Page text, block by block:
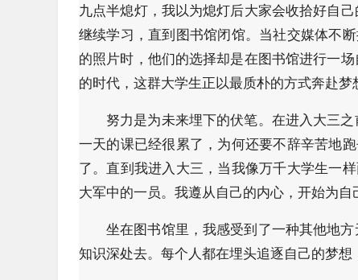
九点半熄灯，我以为熄灯后大家会收拾好自
继续学习，直到图书馆闭馆。当社交媒体不
的照片时，他们的选择却是在图书馆进行一
的时代，这群大学生正以最质朴的方式奔赴
努力是为未来埋下的伏笔。在进入大三
一天的课已经很累了，为何还要不辞辛苦地
了。直到我进入大三，当我像万千大学生一
大军中的一员。我遵从自己的内心，开始为自
坐在图书馆里，我感受到了一种其他地
知识深处去。每个人都在埋头追逐自己的梦想